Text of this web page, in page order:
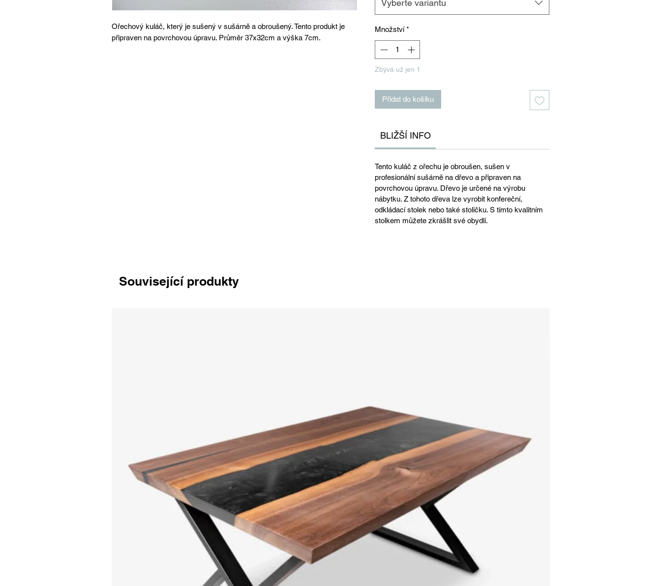
Ořechový kuláč, který je sušený v sušárně a obroušený. Tento produkt je
připraven na povrchovou úpravu. Průměr 37x32cm a výška 7cm.
Vyberte variantu
Množství *
Zbývá už jen 1
Přidat do košíku
BLIŽŠÍ INFO
Tento kuláč z ořechu je obroušen, sušen v
profesionální sušárně na dřevo a připraven na
povrchovou úpravu. Dřevo je určené na výrobu
nábytku. Z tohoto dřeva lze vyrobit konfereční,
odkládací stolek nebo také stoličku. S tímto kvalitním
stolkem můžete zkrášlit své obydlí.
Související produkty